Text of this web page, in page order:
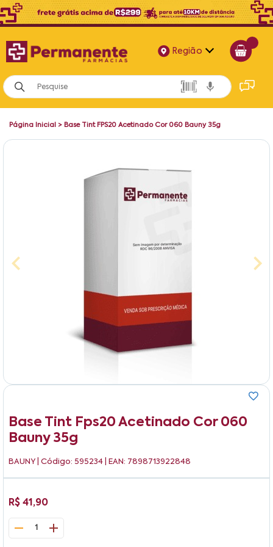
Região
Alagoas
Bahia
Página Inicial > Base Tint FPS20 Acetinado Cor 060 Bauny 35g
Base Tint Fps20 Acetinado Cor 060
Bauny 35g
BAUNY | Código: 595234 | EAN: 7898713922848
R$ 41,90
1